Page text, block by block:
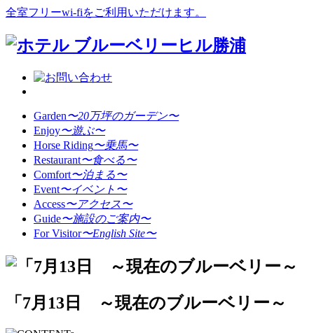
全室フリーwi-fiをご利用いただけます。
Garden〜20万坪のガーデン〜
Enjoy〜遊ぶ〜
Horse Riding〜乗馬〜
Restaurant〜食べる〜
Comfort〜泊まる〜
Event〜イベント〜
Access〜アクセス〜
Guide〜施設のご案内〜
For Visitor〜English Site〜
「7月13日 ～現在のブルーベリー～